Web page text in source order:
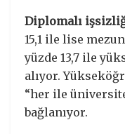
Diplomalı
15,1 ile lise
yüzde 13,7 ile
alıyor.
“her ile
bağlanıyor.